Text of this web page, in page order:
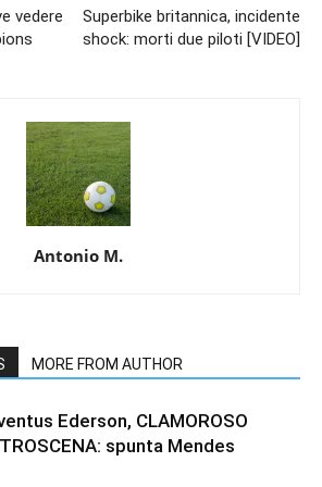
vedere
Superbike britannica, incidente
shock: morti due piloti [VIDEO]
Antonio M.
MORE FROM AUTHOR
Ederson, CLAMOROSO
spunta Mendes